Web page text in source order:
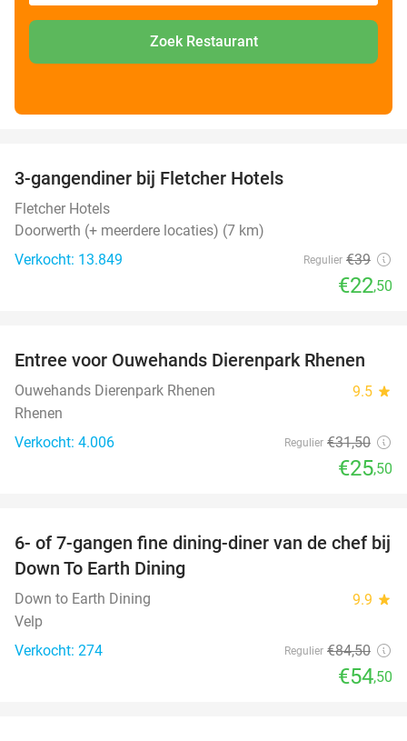
Zoek Restaurant
3-gangendiner bij Fletcher Hotels
Fletcher Hotels
Doorwerth (+ meerdere locaties) (7 km)
Verkocht: 13.849
Regulier €39
€22,50
19%
Entree voor Ouwehands Dierenpark Rhenen
Ouwehands Dierenpark Rhenen 9.5 star
Rhenen
Verkocht: 4.006
Regulier €31,50
€25,50
36%
6- of 7-gangen fine dining-diner van de chef bij
Down To Earth Dining
Down to Earth Dining 9.9 star
Velp
Verkocht: 274
Regulier €84,50
€54,50